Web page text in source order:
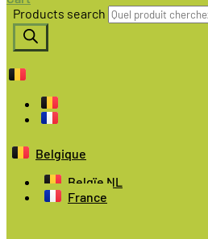
Products search
Belgique
Belgïe NL
France